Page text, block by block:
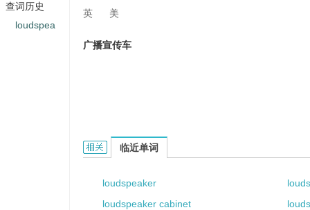
英 美
广播宣传车
loudspeaker van的相关资料：
临近单词
loudspeaker
loudspeaker cabinet
查词历史
loudspea